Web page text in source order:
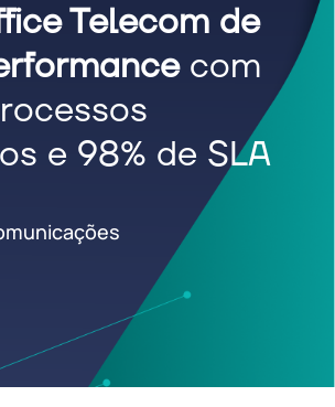
Telecom de
com
e 98% de SLA